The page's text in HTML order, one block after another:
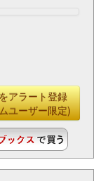
アラート登録
ユーザー限定)